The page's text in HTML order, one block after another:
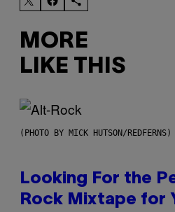
MORE
LIKE THIS
(PHOTO BY MICK HUTSON/REDFERNS)
Looking For the
Rock Mixtape for